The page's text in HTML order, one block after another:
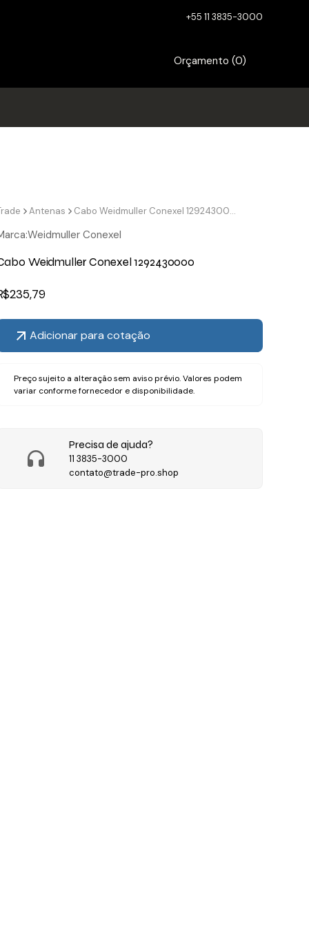
+55 11 3835-3000
Orçamento (0)
Antenas Cabo Weidmuller Conexel 1292430000
Weidmuller Conexel
Weidmuller Conexel 1292430000
235,79
Adicionar para cotação
Preço sujeito a alteração sem aviso prévio. Valores podem
variar conforme fornecedor e disponibilidade.
Precisa de ajuda?
11 3835-3000
contato@trade-pro.shop